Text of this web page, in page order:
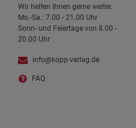
Wir helfen Ihnen gerne weiter.
Mo.-Sa.: 7.00 - 21.00 Uhr
Sonn- und Feiertage von 8.00 -
20.00 Uhr
info@kopp-verlag.de
FAQ